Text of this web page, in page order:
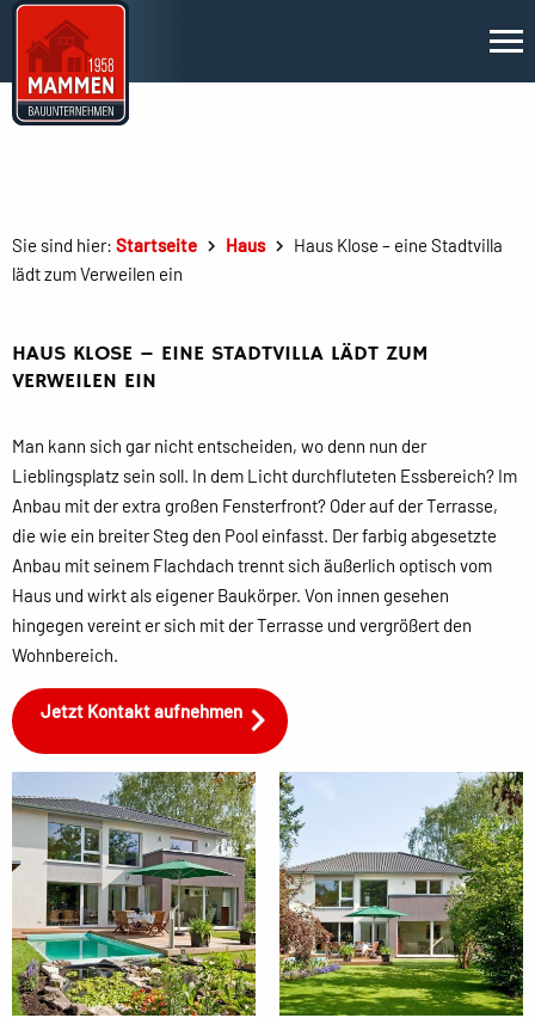
Sie sind hier: Startseite Haus
Haus Klose – eine Stadtvilla
lädt zum Verweilen ein
HAUS KLOSE – EINE STADTVILLA LÄDT ZUM
VERWEILEN EIN
Man kann sich gar nicht entscheiden, wo denn nun der
Lieblingsplatz sein soll. In dem Licht durchfluteten Essbereich? Im
Anbau mit der extra großen Fensterfront? Oder auf der Terrasse,
die wie ein breiter Steg den Pool einfasst. Der farbig abgesetzte
Anbau mit seinem Flachdach trennt sich äußerlich optisch vom
Haus und wirkt als eigener Baukörper. Von innen gesehen
hingegen vereint er sich mit der Terrasse und vergrößert den
Wohnbereich.
Jetzt Kontakt aufnehmen